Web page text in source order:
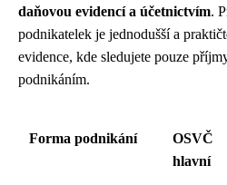
daňovou evidencí a účetnictvím.
podnikatelek je jednodušší a
evidence, kde sledujete pouze
podnikáním.
Forma podnikání
OSVČ
hlavní